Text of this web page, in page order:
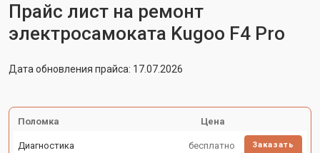
Прайс лист на ремонт
электросамоката Kugoo F4 Pro
Дата обновления прайса: 17.07.2026
Поломка Цена
Диагностика бесплатно Заказать